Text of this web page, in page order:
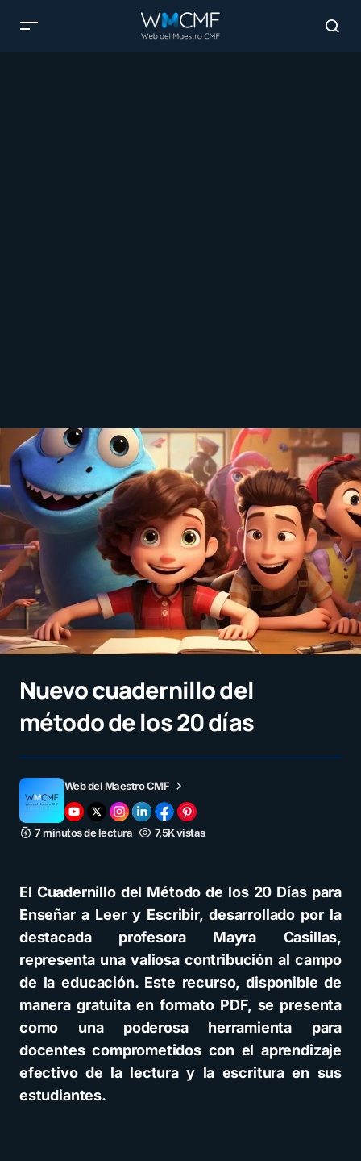
Nuevo cuadernillo del
método de los 20 días
Web del Maestro CMF
7 minutos de lectura 7,5K vistas
El Cuadernillo del Método de los 20 Días para
Enseñar a Leer y Escribir, desarrollado por la
destacada profesora Mayra Casillas,
representa una valiosa contribución al campo
de la educación. Este recurso, disponible de
manera gratuita en formato PDF, se presenta
como una poderosa herramienta para
docentes comprometidos con el aprendizaje
efectivo de la lectura y la escritura en sus
estudiantes.